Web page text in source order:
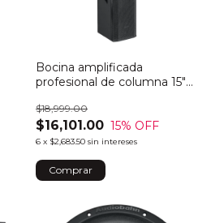
Bocina amplificada
profesional de columna 15"
$16,101.00
$18,999.00
15% OFF
6 x $2,683.50 sin intereses